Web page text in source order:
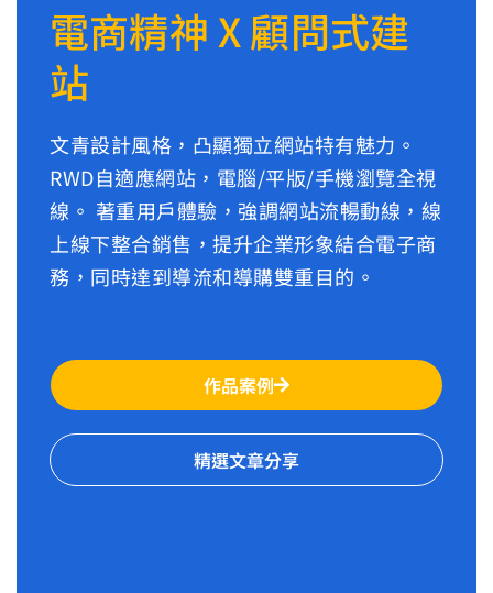
電商精神 X 顧問式建
站
文青設計風格，凸顯獨立網站特有魅力。
RWD自適應網站，電腦/平版/手機瀏覽全視
線。 著重用戶體驗，強調網站流暢動線，線
上線下整合銷售，提升企業形象結合電子商
務，同時達到導流和導購雙重目的。
作品案例
精選文章分享